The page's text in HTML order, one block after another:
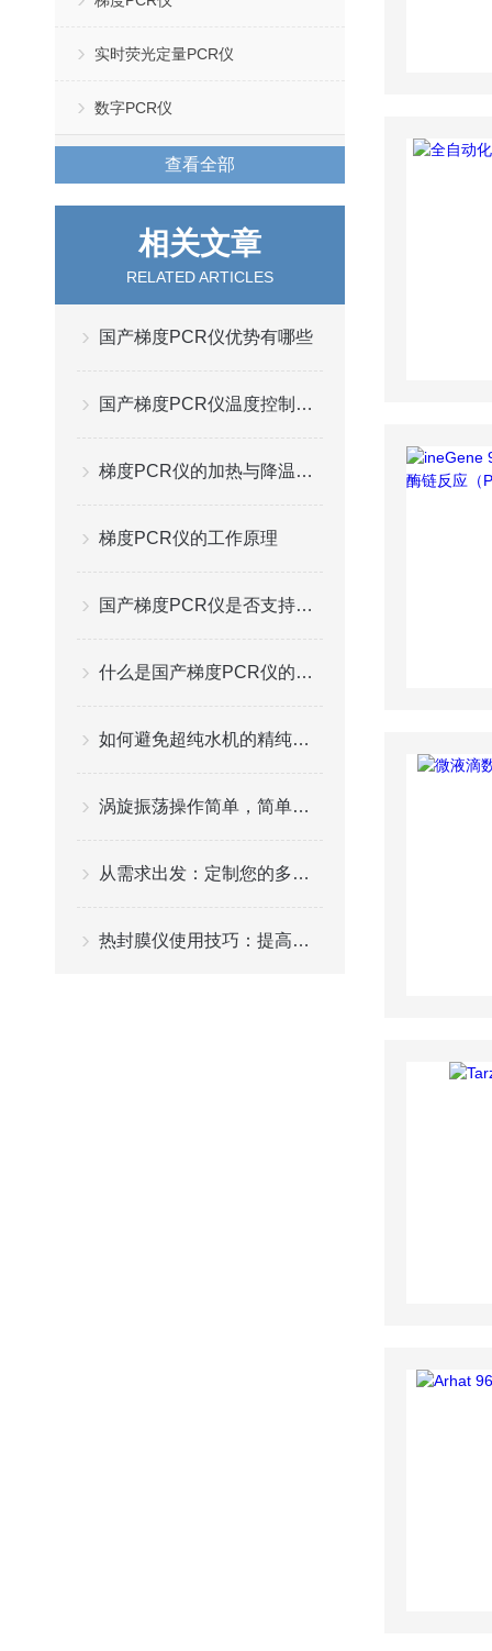
实时荧光定量PCR仪
数字PCR仪
查看全部
相关文章
RELATED ARTICLES
国产梯度PCR仪优势有哪些
国产梯度PCR仪温度控制对实验结果的影响分析
梯度PCR仪的加热与降温过程等
梯度PCR仪的工作原理
国产梯度PCR仪是否支持多通道检测和高通量实验？
什么是国产梯度PCR仪的梯度温度控制？
如何避免超纯水机的精纯化柱消耗过快？
涡旋振荡操作简单，简单易学，噪音小
从需求出发：定制您的多位脉冲涡旋振荡器选购方案
热封膜仪使用技巧：提高工作效率与质量